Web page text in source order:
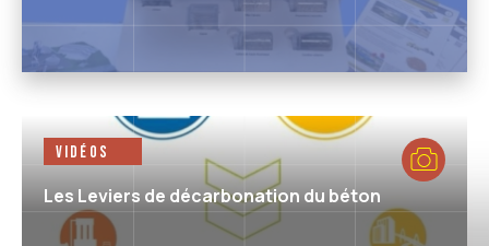
Vidéos
Les Leviers de décarbonation du béton